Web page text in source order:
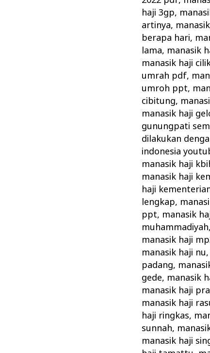
haji 3gp,
artinya,
berapa hari,
lama, manasik
manasik haji
umrah pdf,
umroh ppt,
cibitung,
manasik haji
gunungpati
dilakukan
indonesia
manasik haji
manasik haji
haji
lengkap,
ppt, manasik
muhammadiyah,
manasik haji
manasik haji nu,
padang,
gede, manasik
manasik haji
manasik haji
haji ringkas,
sunnah,
manasik haji